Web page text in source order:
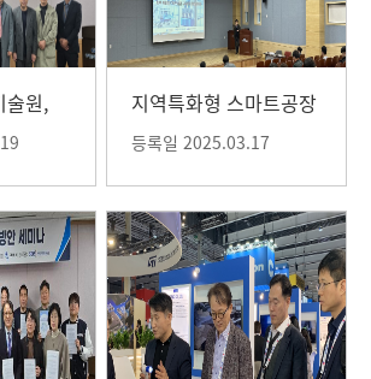
술원,
업
지역특화형 스마트공장
등록일 2025.03.17